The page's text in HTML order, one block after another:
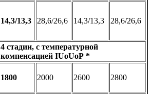
14,3/13,3 28,6/26,6 14,3/13,3 28,6/26,6
4 стадии, с температурной
компенсацией IUoUoP *
1800 2000 2600 2800